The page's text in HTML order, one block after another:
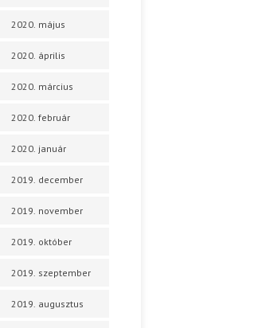
2020. május
2020. április
2020. március
2020. február
2020. január
2019. december
2019. november
2019. október
2019. szeptember
2019. augusztus